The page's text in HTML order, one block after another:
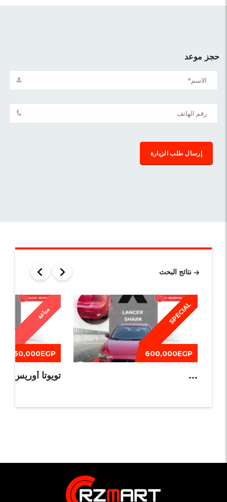
حجز موعد
نتائج البحث
SPECIAL
600,000EGP
...
مباعة
550,000EGP
تويوتا أوريس 2013